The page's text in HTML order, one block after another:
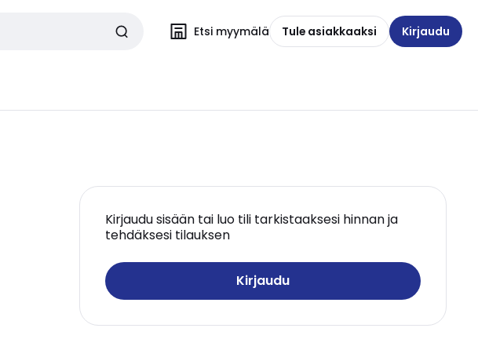
Etsi myymälä Tule asiakkaaksi Kirjaudu
Kirjaudu sisään tai luo tili tarkistaaksesi hinnan ja
tehdäksesi tilauksen
Kirjaudu